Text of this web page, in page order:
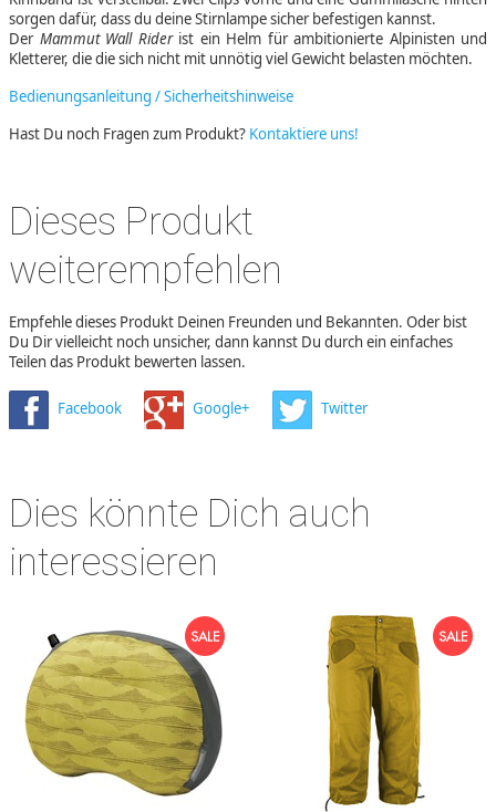
sorgen dafür, dass du deine Stirnlampe sicher befestigen kannst.
Der Mammut Wall Riderist ein Helm für ambitionierte Alpinisten und
Kletterer, die die sich nicht mit unnötig viel Gewicht belasten möchten.
Bedienungsanleitung / Sicherheitshinweise
Hast Du noch Fragen zum Produkt? Kontaktiere uns!
Dieses Produkt
weiterempfehlen
Empfehle dieses Produkt Deinen Freunden und Bekannten. Oder bist
Du Dir vielleicht noch unsicher, dann kannst Du durch ein einfaches
Teilen das Produkt bewerten lassen.
Facebook Google+ Twitter
Dies könnte Dich auch
interessieren